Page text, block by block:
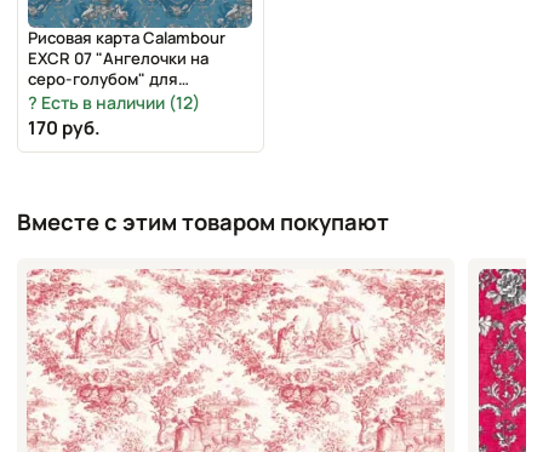
Рисовая карта Calambour
EXCR 07 "Ангелочки на
серо-голубом" для
декупажа, 35х50 см
Есть в наличии (12)
170 руб.
Вместе с этим товаром покупают